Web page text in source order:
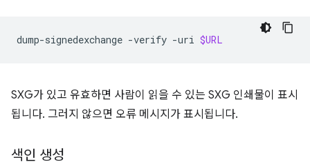
dump-signedexchange -verify -uri $URL
SXG가 있고 유효하면 사람이 읽을 수 있는 SXG 인쇄물이 표시
됩니다. 그러지 않으면 오류 메시지가 표시됩니다.
색인 생성